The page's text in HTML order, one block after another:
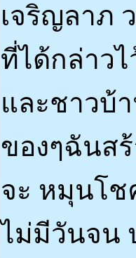
เจริญลาภ
ที่ได้กล่าว
และชาวบ้
ของๆฉันส
จะ หมุนโ
ไม่มีวันจน